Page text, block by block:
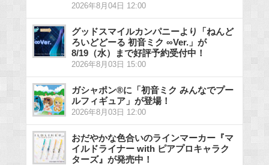
2026年8月04日 12:00
グッドスマイルカンパニーより「ねんど
ろいどどーる 初音ミク ∞Ver.」が
8/19（水）まで好評予約受付中！
2026年8月03日 15:00
ガシャポン®に「初音ミク みんなでプー
ルフィギュア」が登場！
2026年8月03日 12:00
おだやかな色合いのラインマーカー『マ
イルドライナー with ピアプロキャラク
ターズ』が発売中！